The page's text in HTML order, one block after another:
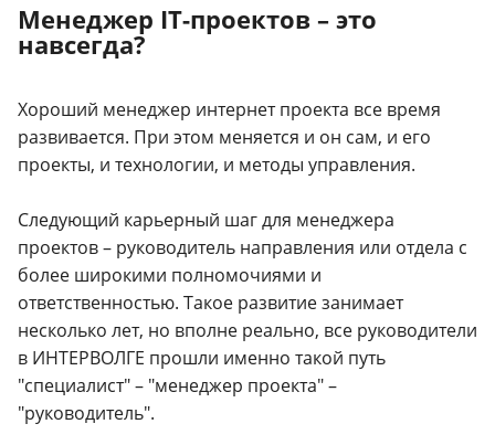
Менеджер IT-проектов – это
навсегда?
Хороший менеджер интернет проекта все время
развивается. При этом меняется и он сам, и его
проекты, и технологии, и методы управления.
Следующий карьерный шаг для менеджера
проектов – руководитель направления или отдела с
более широкими полномочиями и
ответственностью. Такое развитие занимает
несколько лет, но вполне реально, все руководители
в ИНТЕРВОЛГЕ прошли именно такой путь
"специалист" – "менеджер проекта" –
"руководитель".